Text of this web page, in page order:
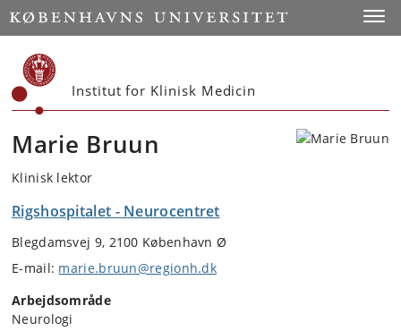
Start
Institut for Klinisk Medicin
Marie Bruun
Klinisk lektor
Rigshospitalet - Neurocentret
Blegdamsvej 9, 2100 København Ø
E-mail: marie.bruun@regionh.dk
Arbejdsområde
Neurologi